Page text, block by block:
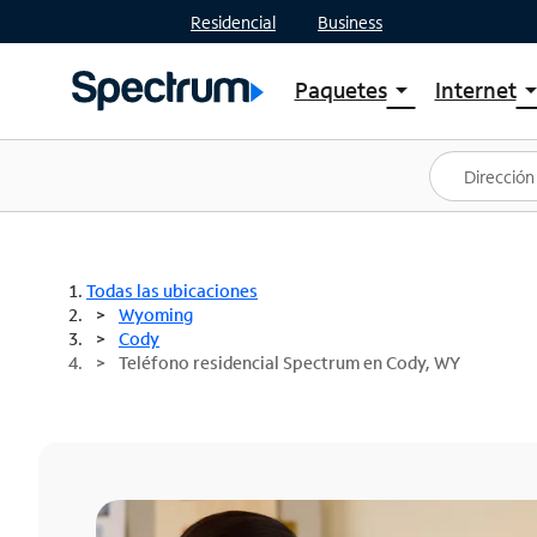
Residencial Business
Paquetesarrow_drop_down
Ver paquetes
Spectrum One
Mejores ofertas
Internetarrow_drop_down
Planes
Todas las ubicaciones
Wyoming
Cody
Teléfono residencial Spectrum en Cody, WY